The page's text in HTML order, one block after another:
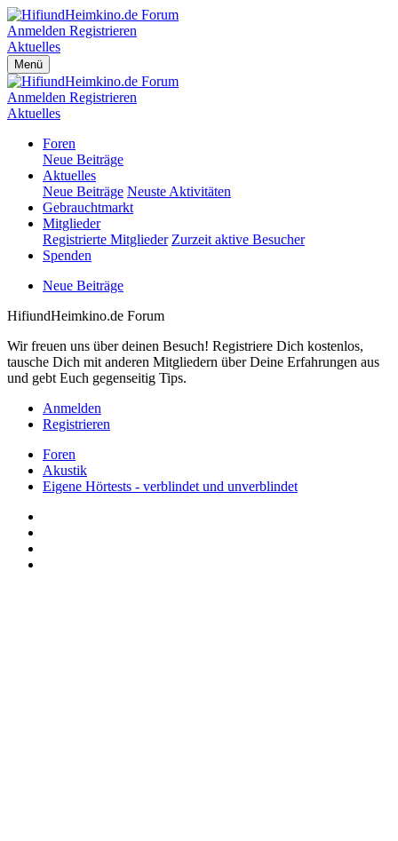
Anmelden Registrieren
Aktuelles
Menü
Anmelden Registrieren
Aktuelles
Foren
Neue Beiträge
Aktuelles
Neue Beiträge Neuste Aktivitäten
Gebrauchtmarkt
Mitglieder
Registrierte Mitglieder Zurzeit aktive Besucher
Spenden
Neue Beiträge
HifiundHeimkino.de Forum
Wir freuen uns über deinen Besuch! Registriere Dich kostenlos,
tausche Dich mit anderen Mitgliedern über Deine Erfahrungen aus
und gebt Euch gegenseitig Tips.
Anmelden
Registrieren
Foren
Akustik
Eigene Hörtests - verblindet und unverblindet